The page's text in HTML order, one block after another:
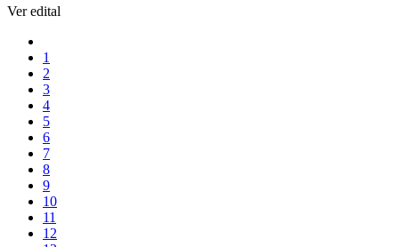
Ver edital
1
2
3
4
5
6
7
8
9
10
11
12